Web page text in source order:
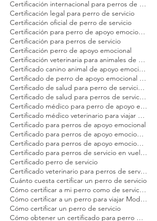
Certificación legal para perro de servicio
Certificación oficial de perro de servicio
Certificación para perros de servicio
Certificación perro de apoyo emocional
Certificado de salud para perro de servicio Modest Dog
Certificado médico para perro de apoyo emocional Modest Dog
Certificado para perros de apoyo emocional
Certificado para perros de apoyo emocional en Estados Unidos Modest Dog
Certificado perro de servicio
Cuánto cuesta certificar un perro de servicio